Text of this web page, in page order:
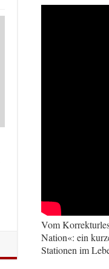
Vom
Nation«: ein
Stationen im